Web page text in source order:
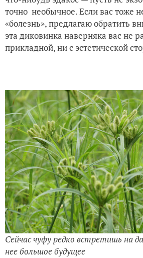
точно необычное. Если вас тоже
«болезнь», предлагаю обратить
эта диковинка наверняка вас не
прикладной, ни с эстетической
Сейчас чуфу редко встретишь на
нее большое будущее